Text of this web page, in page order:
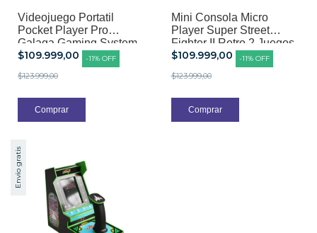
Videojuego Portatil
Pocket Player Pro
Galaga Gaming System
2 Juegos En 1
$109.999,00 -11% OFF
$123.999,00
Mini Consola Micro
Player Super Street
Fighter II Retro 2 Juegos
en 1
$109.999,00 -11% OFF
$123.999,00
Envío gratis